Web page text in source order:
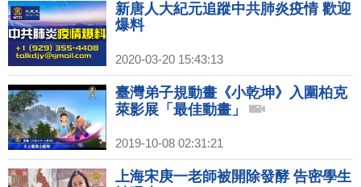
新唐人大紀元追蹤中共肺炎疫情 歡迎
爆料
2020-03-20 15:43:13
臺灣弟子規動畫《小乾坤》入圍柏克
萊影展「最佳動畫」
2019-10-08 02:31:21
上海宋庚一老師被開除發酵 告密學生